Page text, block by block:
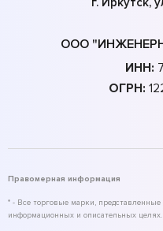
ООО
ИНН:
ОГРН:
Правомерная информация
* - Все торговые марки,
информационных и описательных целях.